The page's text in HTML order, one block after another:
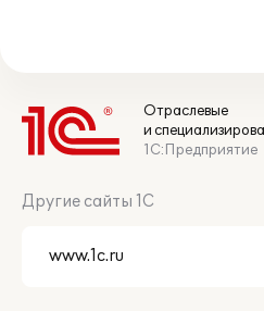
Отраслевые
и
1С:Предприятие
Другие сайты 1С